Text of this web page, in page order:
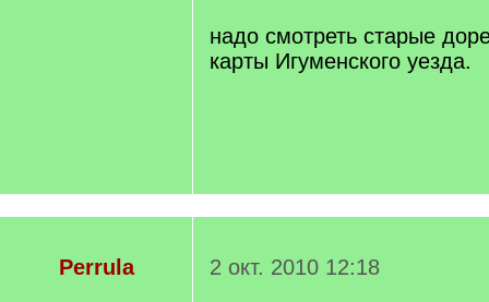
q
]
надо смотреть старые
карты Игуменского уезда.
Perrula
2 окт. 2010 12:18